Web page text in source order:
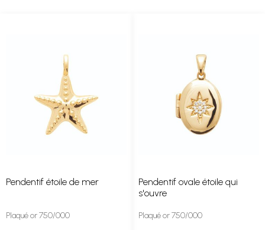
Pendentif étoile de mer
Plaqué or 750/000
Pendentif ovale étoile qui
s'ouvre
Plaqué or 750/000